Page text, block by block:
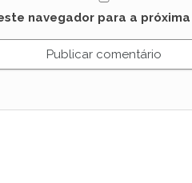
navegador para a